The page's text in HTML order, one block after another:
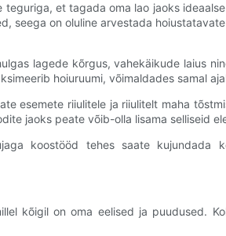
et tagada oma lao jaoks
seega on oluline arvestada
lagede kõrgus, vahekäikude laius
hoiuruumi, võimaldades samal
esemete riiulitele ja riiulitelt maha
jaoks peate võib-olla lisama selliseid
koostööd tehes saate kujundada
kõigil on oma eelised ja puudused.